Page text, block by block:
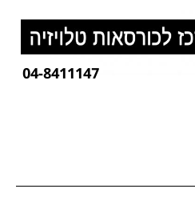
04-8411147